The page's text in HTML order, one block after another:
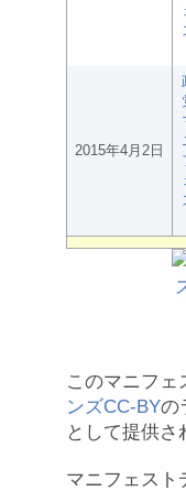
2015年4月2日
このマニフェ
ンズCC-BYの
として提供さ
マニフェスト